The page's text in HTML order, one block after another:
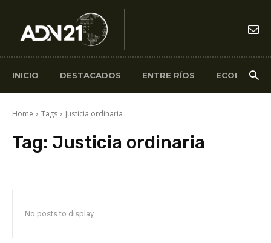
INICIO DESTACADOS ENTRE RÍOS ECONOMÍA
Home Tags Justicia ordinaria
Tag: Justicia ordinaria
No posts to display